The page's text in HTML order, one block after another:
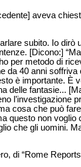
aveva
subito. Io dirò
[Dicono:]
per metodo di
da 40 anni
è importante.
delle fantasie...
l’investigazione
cosa che può
questo non
che gli uomini.
di “Rome